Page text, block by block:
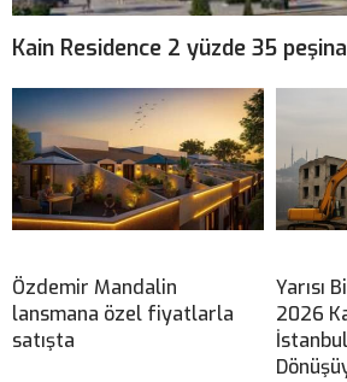
Kain Residence 2 yüzde 35
Özdemir Mandalin
lansmana özel fiyatlarla
satışta
Yarısı
2026